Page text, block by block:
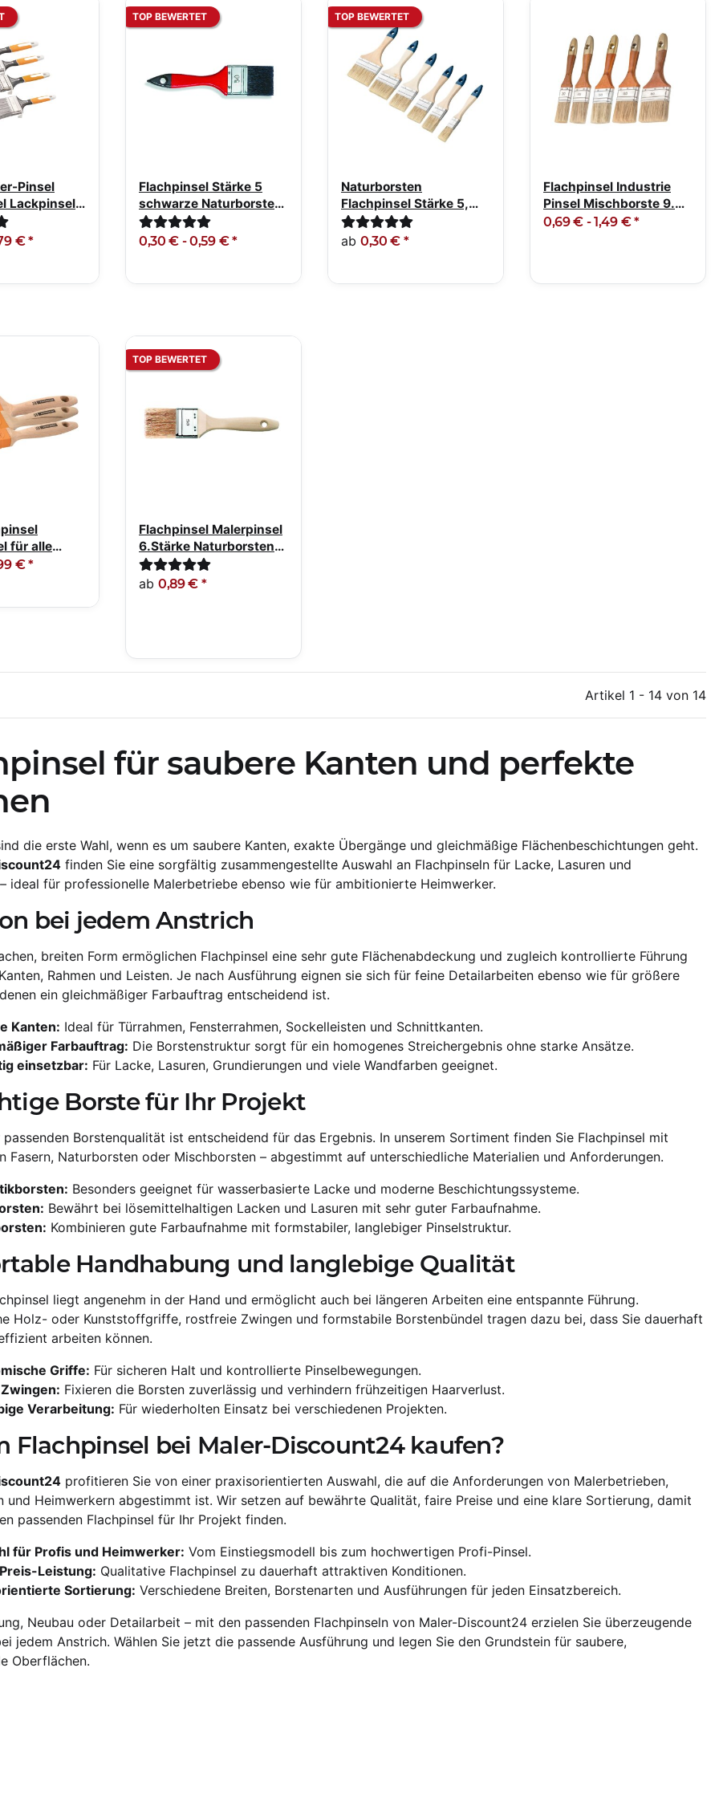
Pinsel
Lackpinsel
€*
TOP BEWERTET
Flachpinsel Stärke 5
schwarze Naturborste
rot-schwarz
0,30 € -0,59 €*
TOP BEWERTET
Naturborsten
Flachpinsel Stärke 5,
Größen 25-100mm
ab 0,30 € *
Flachpinsel Industrie
Pinsel Mischborste 9.
Stärke
0,69 € -1,49 €*
für alle
Lacke
€*
TOP BEWERTET
Flachpinsel Malerpinsel
6.Stärke Naturborsten-
Mix
ab 0,89 € *
Artikel 1 - 14 von 14
für saubere Kanten und perfekte
die erste Wahl, wenn es um saubere Kanten, exakte Übergänge und gleichmäßige Flächenbeschichtungen geht.
finden Sie eine sorgfältig zusammengestellte Auswahl an Flachpinseln für Lacke, Lasuren und
ideal für professionelle Malerbetriebe ebenso wie für ambitionierte Heimwerker.
bei jedem Anstrich
breiten Form ermöglichen Flachpinsel eine sehr gute Flächenabdeckung und zugleich kontrollierte Führung
Rahmen und Leisten. Je nach Ausführung eignen sie sich für feine Detailarbeiten ebenso wie für größere
ein gleichmäßiger Farbauftrag entscheidend ist.
Kanten: Ideal für Türrahmen, Fensterrahmen, Sockelleisten und Schnittkanten.
Farbauftrag: Die Borstenstruktur sorgt für ein homogenes Streichergebnis ohne starke Ansätze.
einsetzbar: Für Lacke, Lasuren, Grundierungen und viele Wandfarben geeignet.
Borste für Ihr Projekt
passenden Borstenqualität ist entscheidend für das Ergebnis. In unserem Sortiment finden Sie Flachpinsel mit
Fasern, Naturborsten oder Mischborsten – abgestimmt auf unterschiedliche Materialien und Anforderungen.
Besonders geeignet für wasserbasierte Lacke und moderne Beschichtungssysteme.
Bewährt bei lösemittelhaltigen Lacken und Lasuren mit sehr guter Farbaufnahme.
Kombinieren gute Farbaufnahme mit formstabiler, langlebiger Pinselstruktur.
Handhabung und langlebige Qualität
liegt angenehm in der Hand und ermöglicht auch bei längeren Arbeiten eine entspannte Führung.
Holz- oder Kunststoffgriffe, rostfreie Zwingen und formstabile Borstenbündel tragen dazu bei, dass Sie dauerhaft
arbeiten können.
Griffe: Für sicheren Halt und kontrollierte Pinselbewegungen.
Fixieren die Borsten zuverlässig und verhindern frühzeitigen Haarverlust.
Verarbeitung: Für wiederholten Einsatz bei verschiedenen Projekten.
Flachpinsel bei Maler-Discount24 kaufen?
profitieren Sie von einer praxisorientierten Auswahl, die auf die Anforderungen von Malerbetrieben,
und Heimwerkern abgestimmt ist. Wir setzen auf bewährte Qualität, faire Preise und eine klare Sortierung, damit
passenden Flachpinsel für Ihr Projekt finden.
für Profis und Heimwerker: Vom Einstiegsmodell bis zum hochwertigen Profi-Pinsel.
Leistung: Qualitative Flachpinsel zu dauerhaft attraktiven Konditionen.
Sortierung: Verschiedene Breiten, Borstenarten und Ausführungen für jeden Einsatzbereich.
Neubau oder Detailarbeit – mit den passenden Flachpinseln von Maler-Discount24 erzielen Sie überzeugende
jedem Anstrich. Wählen Sie jetzt die passende Ausführung und legen Sie den Grundstein für saubere,
Oberflächen.